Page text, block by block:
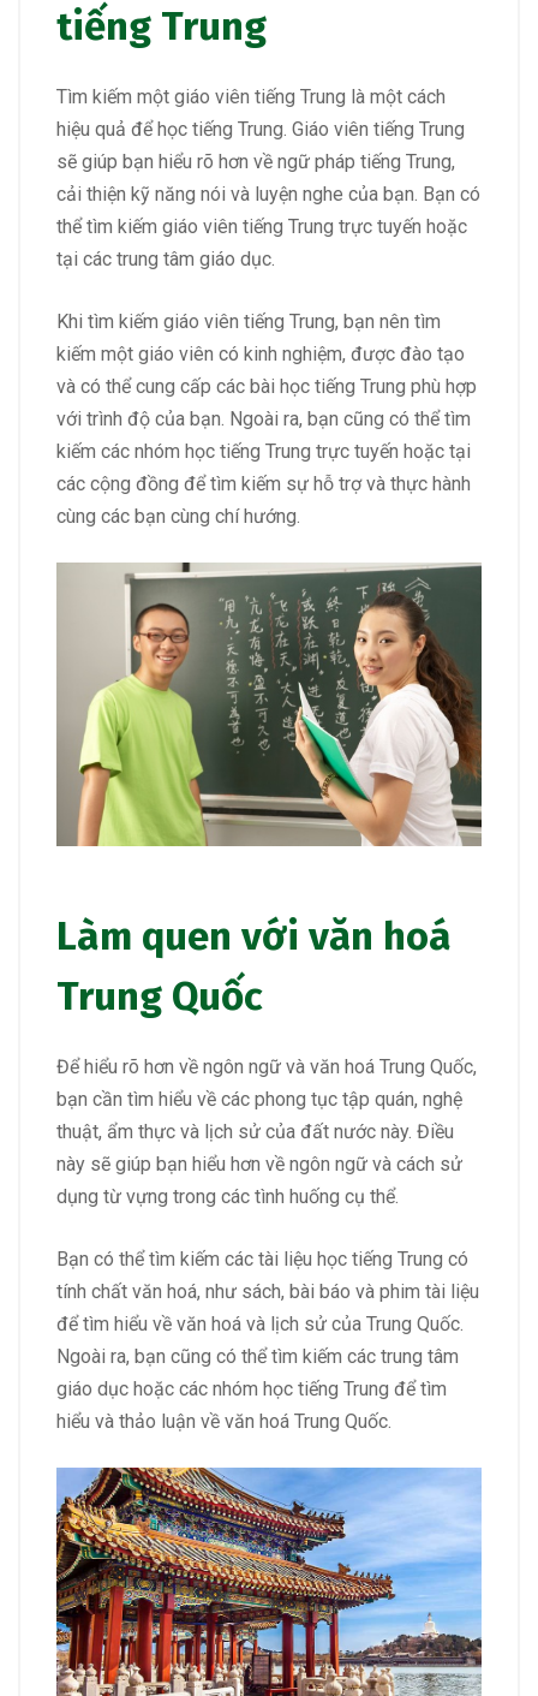
tiếng Trung
Tìm kiếm một giáo viên tiếng Trung là một cách
hiệu quả để học tiếng Trung. Giáo viên tiếng Trung
sẽ giúp bạn hiểu rõ hơn về ngữ pháp tiếng Trung,
cải thiện kỹ năng nói và luyện nghe của bạn. Bạn có
thể tìm kiếm giáo viên tiếng Trung trực tuyến hoặc
tại các trung tâm giáo dục.
Khi tìm kiếm giáo viên tiếng Trung, bạn nên tìm
kiếm một giáo viên có kinh nghiệm, được đào tạo
và có thể cung cấp các bài học tiếng Trung phù hợp
với trình độ của bạn. Ngoài ra, bạn cũng có thể tìm
kiếm các nhóm học tiếng Trung trực tuyến hoặc tại
các cộng đồng để tìm kiếm sự hỗ trợ và thực hành
cùng các bạn cùng chí hướng.
Làm quen với văn hoá
Trung Quốc
Để hiểu rõ hơn về ngôn ngữ và văn hoá Trung Quốc,
bạn cần tìm hiểu về các phong tục tập quán, nghệ
thuật, ẩm thực và lịch sử của đất nước này. Điều
này sẽ giúp bạn hiểu hơn về ngôn ngữ và cách sử
dụng từ vựng trong các tình huống cụ thể.
Bạn có thể tìm kiếm các tài liệu học tiếng Trung có
tính chất văn hoá, như sách, bài báo và phim tài liệu
để tìm hiểu về văn hoá và lịch sử của Trung Quốc.
Ngoài ra, bạn cũng có thể tìm kiếm các trung tâm
giáo dục hoặc các nhóm học tiếng Trung để tìm
hiểu và thảo luận về văn hoá Trung Quốc.